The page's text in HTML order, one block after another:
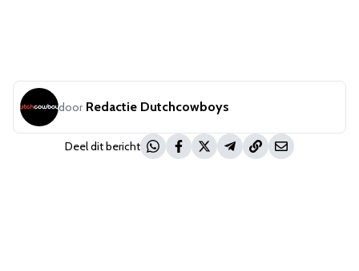
door Redactie Dutchcowboys
Deel dit bericht